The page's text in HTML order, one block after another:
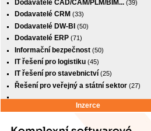
Dodavatelé CAD/CAM/PLM/BIM... (39)
Dodavatelé CRM (33)
Dodavatelé DW-BI (50)
Dodavatelé ERP (71)
Informační bezpečnost (50)
IT řešení pro logistiku (45)
IT řešení pro stavebnictví (25)
Řešení pro veřejný a státní sektor (27)
Inzerce